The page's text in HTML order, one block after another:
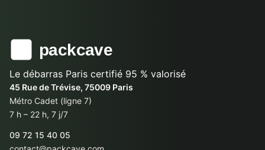
Le débarras Paris certifié 95 % valorisé
45 Rue de Trévise, 75009 Paris
Métro Cadet (ligne 7)
7 h – 22 h, 7 j/7
09 72 15 40 05